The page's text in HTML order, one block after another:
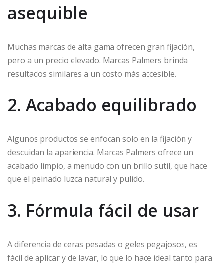
asequible
Muchas marcas de alta gama ofrecen gran fijación,
pero a un precio elevado. Marcas Palmers brinda
resultados similares a un costo más accesible.
2. Acabado equilibrado
Algunos productos se enfocan solo en la fijación y
descuidan la apariencia. Marcas Palmers ofrece un
acabado limpio, a menudo con un brillo sutil, que hace
que el peinado luzca natural y pulido.
3. Fórmula fácil de usar
A diferencia de ceras pesadas o geles pegajosos, es
fácil de aplicar y de lavar, lo que lo hace ideal tanto para